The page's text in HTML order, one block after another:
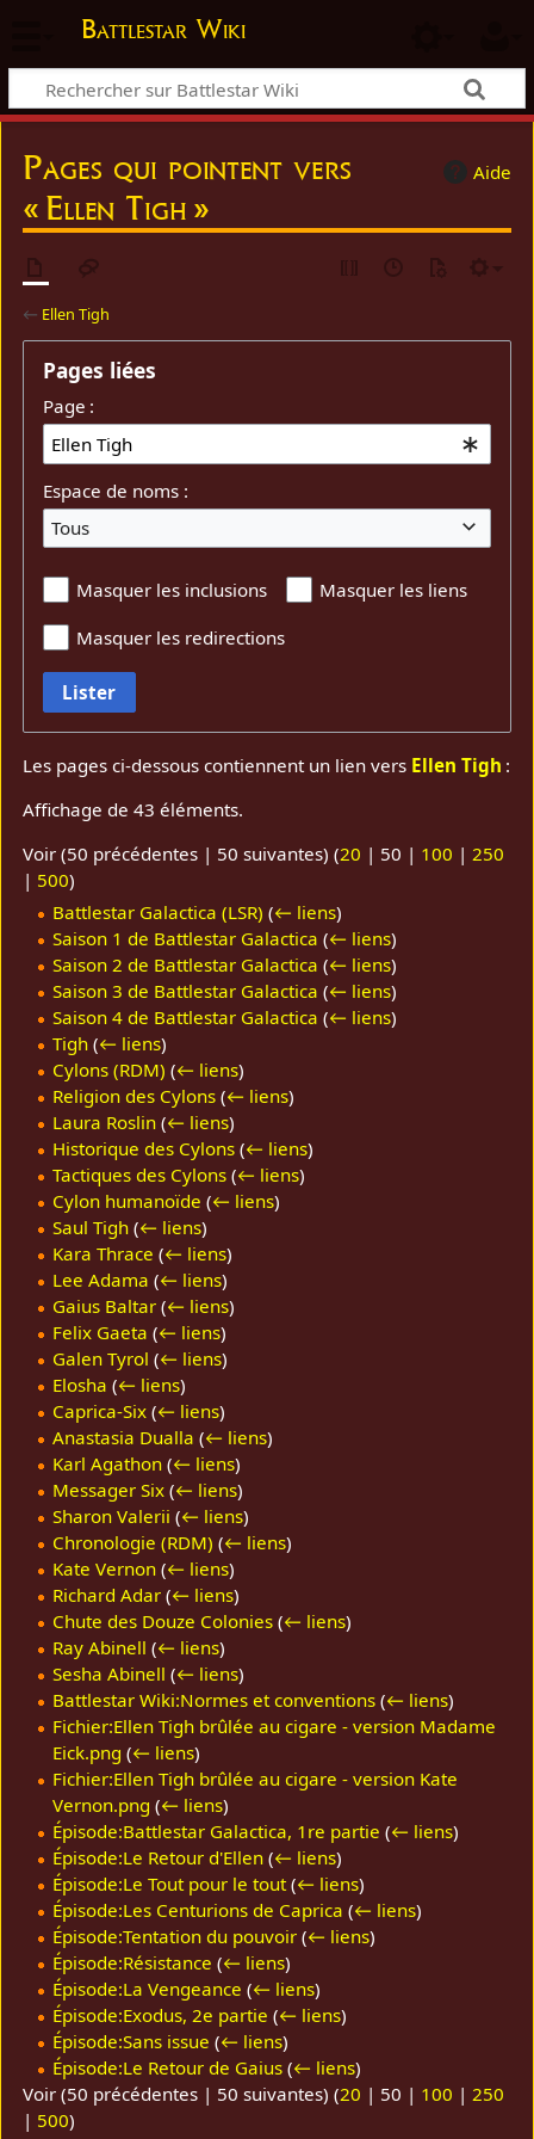
Battlestar Wiki
Aide
Pages qui pointent vers
« Ellen Tigh »
← Ellen Tigh
Pages liées
Page :
Espace de noms :
Tous
Masquer les inclusions
Masquer les liens
Masquer les redirections
Lister
Les pages ci-dessous contiennent un lien vers Ellen Tigh :
Affichage de 43 éléments.
Voir (50 précédentes | 50 suivantes) (20 | 50 | 100 |250
| 500)
Battlestar Galactica (LSR) (← liens)
Saison 1 de Battlestar Galactica (← liens)
Saison 2 de Battlestar Galactica (← liens)
Saison 3 de Battlestar Galactica (← liens)
Saison 4 de Battlestar Galactica (← liens)
Tigh (← liens)
Cylons (RDM) (← liens)
Religion des Cylons (← liens)
Laura Roslin (← liens)
Historique des Cylons (← liens)
Tactiques des Cylons (← liens)
Cylon humanoïde (← liens)
Saul Tigh (← liens)
Kara Thrace (← liens)
Lee Adama (← liens)
Gaius Baltar (← liens)
Felix Gaeta (← liens)
Galen Tyrol (← liens)
Elosha (← liens)
Caprica-Six (← liens)
Anastasia Dualla (← liens)
Karl Agathon (← liens)
Messager Six (← liens)
Sharon Valerii (← liens)
Chronologie (RDM) (← liens)
Kate Vernon (← liens)
Richard Adar (← liens)
Chute des Douze Colonies (← liens)
Ray Abinell (← liens)
Sesha Abinell (← liens)
Battlestar Wiki:Normes et conventions (← liens)
Fichier:Ellen Tigh brûlée au cigare - version Madame
Eick.png (← liens)
Fichier:Ellen Tigh brûlée au cigare - version Kate
Vernon.png (← liens)
Épisode:Battlestar Galactica, 1re partie (← liens)
Épisode:Le Retour d'Ellen (← liens)
Épisode:Le Tout pour le tout (← liens)
Épisode:Les Centurions de Caprica (← liens)
Épisode:Tentation du pouvoir (← liens)
Épisode:Résistance (← liens)
Épisode:La Vengeance (← liens)
Épisode:Exodus, 2e partie (← liens)
Épisode:Sans issue (← liens)
Épisode:Le Retour de Gaius (← liens)
Voir (50 précédentes | 50 suivantes) (20 | 50 | 100 | 250
| 500)